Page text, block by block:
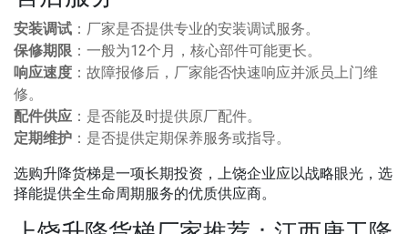
安装调试 ：厂家是否提供专业的安装调试服务。
保修期限 ：一般为12个月，核心部件可能更长。
响应速度 ：故障报修后，厂家能否快速响应并派员上门维
修。
配件供应 ：是否能及时提供原厂配件。
定期维护 ：是否提供定期保养服务或指导。
选购升降货梯是一项长期投资，上饶企业应以战略眼光，选
择能提供全生命周期服务的优质供应商。